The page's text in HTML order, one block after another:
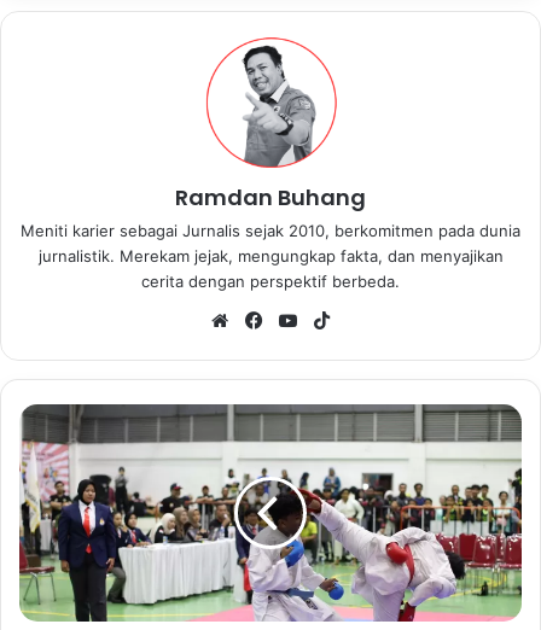
Ramdan Buhang
Meniti karier sebagai Jurnalis sejak 2010, berkomitmen pada dunia
jurnalistik. Merekam jejak, mengungkap fakta, dan menyajikan
cerita dengan perspektif berbeda.
We
te
Fa
bo
ok
Yo
ub
e
k
O
k
n
u
m
A
S
N
d